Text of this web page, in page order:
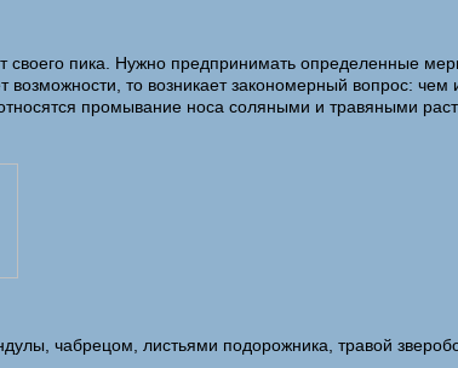
пика. Нужно предпринимать определенные
то возникает закономерный вопрос: чем
промывание носа соляными и травяными
чабрецом, листьями подорожника, травой